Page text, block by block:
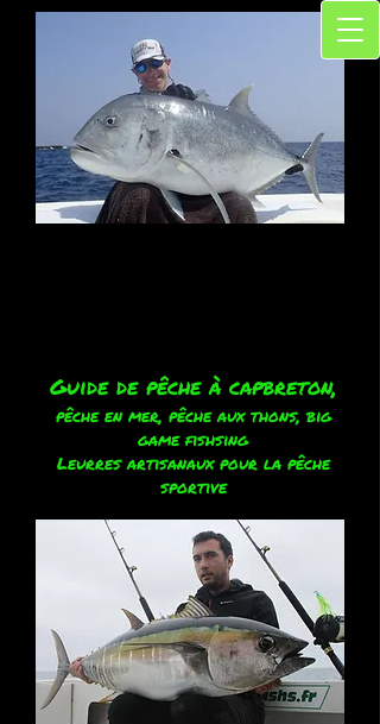
Guide de pêche à capbreton,
pêche en mer, pêche aux thons, big
game fishsing
Leurres artisanaux pour la pêche
sportive